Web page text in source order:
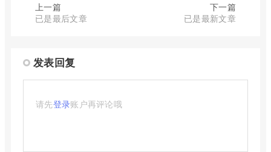
上一篇
已是最后文章
下一篇
已是最新文章
发表回复
请先登录账户再评论哦